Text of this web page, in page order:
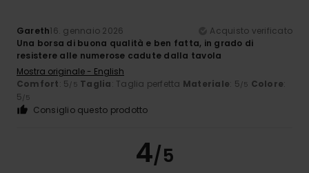
Gareth16. gennaio 2026
Acquisto verificato
Una borsa di buona qualità e ben fatta, in grado di
resistere alle numerose cadute dalla tavola
Mostra originale - English
Comfort: 5/5 Taglia: Taglia perfetta Materiale: 5/5 Colore:
5/5
Consiglio questo prodotto
4/5